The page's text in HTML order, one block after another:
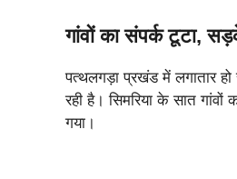
गांवों का संपर्क टूटा,
पत्थलगड़ा प्रखंड में लगातार
रही है। सिमरिया के सात
गया।